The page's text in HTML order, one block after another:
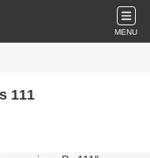
MENU
111